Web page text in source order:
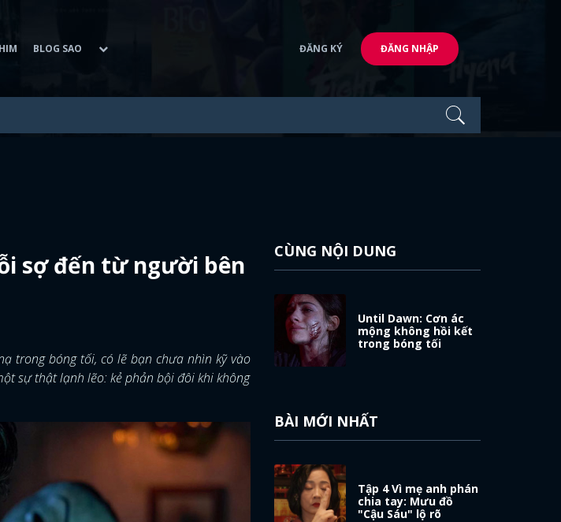
BLOG SAO ĐĂNG KÝ ĐĂNG NHẬP
sợ đến từ người bên
trong bóng tối, có lẽ bạn chưa nhìn kỹ vào
sự thật lạnh lẽo: kẻ phản bội đôi khi không
CÙNG NỘI DUNG
Until Dawn: Cơn ác
mộng không hồi kết
trong bóng tối
BÀI MỚI NHẤT
Tập 4 Vì mẹ anh phán
chia tay: Mưu đồ
"Cậu Sáu" lộ rõ